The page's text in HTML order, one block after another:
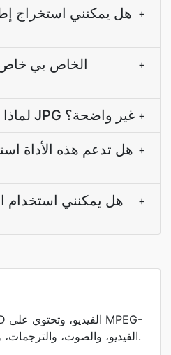
هل يمكنني استخراج +
+
لماذا إطاراتي المستخرجة JPG غير واضحة؟ +
هل تدعم هذه الأداة +
هل يمكنني استخدام
+
2 الفيديو، والصوت، والترجمات، ويمكن أن تكون مشفرة.